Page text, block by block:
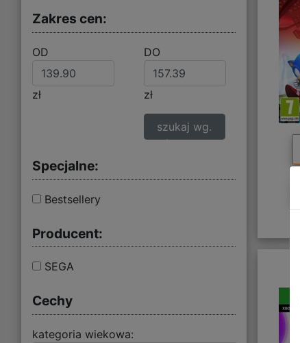
Zakres cen:
OD
zł
DO
zł
szukaj wg.
zakresu cen
Specjalne:
Bestsellery
Producent:
SEGA
Cechy
kategoria wiekowa: